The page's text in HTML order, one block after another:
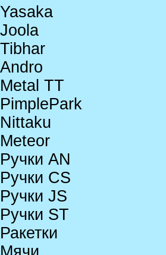
Yasaka
Joola
Tibhar
Andro
Metal TT
PimplePark
Nittaku
Meteor
Ручки AN
Ручки CS
Ручки JS
Ручки ST
Ракетки
Мячи